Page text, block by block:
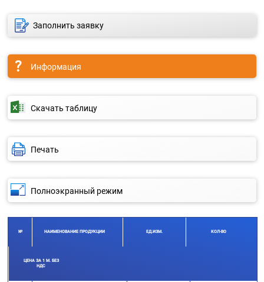
Заполнить заявку
Информация
Скачать таблицу
Печать
Полноэкранный режим
№ НАИМЕНОВАНИЕ ПРОДУКЦИИ ЕД.ИЗМ. КОЛ-ВО
ЦЕНА ЗА 1 М. БЕЗ
НДС